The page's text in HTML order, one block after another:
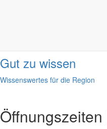
Gut zu wissen
Wissenswertes für die Region